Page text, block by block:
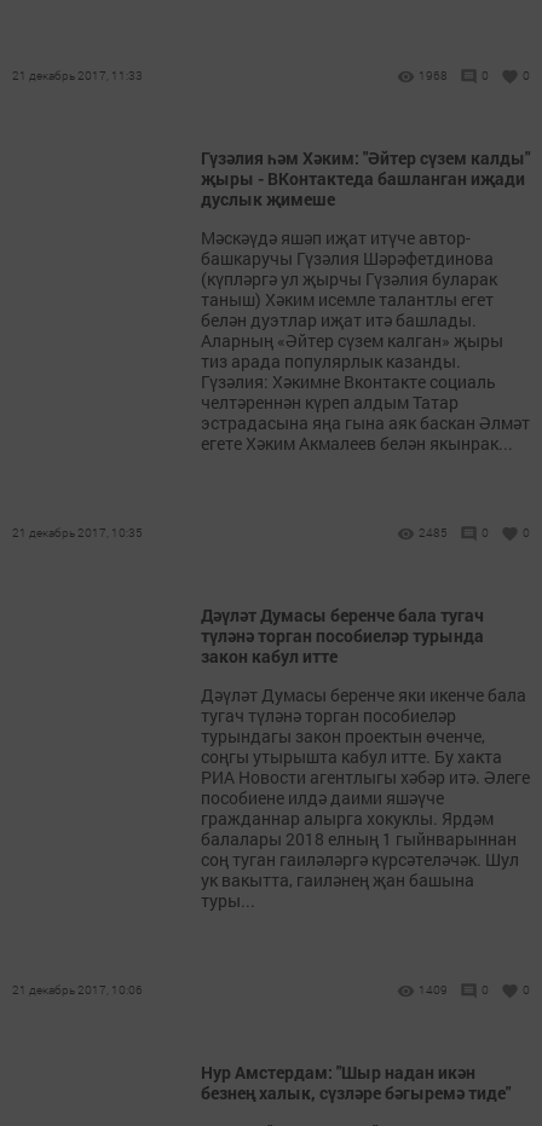
21 декабрь 2017, 11:33 1968 0 0
Гүзәлия һәм Хәким: "Әйтер сүзем калды"
җыры - ВКонтактеда башланган иҗади
дуслык җимеше
Мәскәүдә яшәп иҗат итүче автор-
башкаручы Гүзәлия Шәрәфетдинова
(күпләргә ул җырчы Гүзәлия буларак
таныш) Хәким исемле талантлы егет
белән дуэтлар иҗат итә башлады.
Аларның «Әйтер сүзем калган» җыры
тиз арада популярлык казанды.
Гүзәлия: Хәкимне Вконтакте социаль
челтәреннән күреп алдым Татар
эстрадасына яңа гына аяк баскан Әлмәт
егете Хәким Акмалеев белән якынрак...
21 декабрь 2017, 10:35 2485 0 0
Дәүләт Думасы беренче бала тугач
түләнә торган пособиеләр турында
закон кабул итте
Дәүләт Думасы беренче яки икенче бала
тугач түләнә торган пособиеләр
турындагы закон проектын өченче,
соңгы утырышта кабул итте. Бу хакта
РИА Новости агентлыгы хәбәр итә. Әлеге
пособиене илдә даими яшәүче
гражданнар алырга хокуклы. Ярдәм
балалары 2018 елның 1 гыйнварыннан
соң туган гаиләләргә күрсәтеләчәк. Шул
ук вакытта, гаиләнең җан башына
туры...
21 декабрь 2017, 10:06 1409 0 0
Нур Амстердам: "Шыр надан икән
безнең халык, сүзләре бәгыремә тиде"